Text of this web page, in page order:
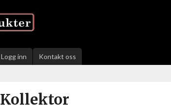
Logg inn Kontakt oss
Kollektor